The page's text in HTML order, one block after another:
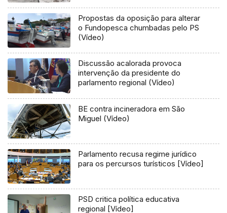
Propostas da oposição para alterar
o Fundopesca chumbadas pelo PS
(Vídeo)
Discussão acalorada provoca
intervenção da presidente do
parlamento regional (Vídeo)
BE contra incineradora em São
Miguel (Vídeo)
Parlamento recusa regime jurídico
para os percursos turísticos [Vídeo]
PSD critica política educativa
regional [Vídeo]